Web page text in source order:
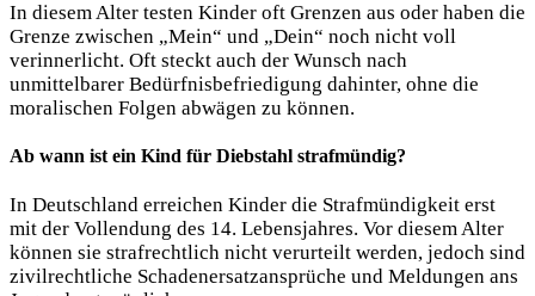
In diesem Alter testen Kinder oft Grenzen aus oder haben die
Grenze zwischen „Mein“ und „Dein“ noch nicht voll
verinnerlicht. Oft steckt auch der Wunsch nach
unmittelbarer Bedürfnisbefriedigung dahinter, ohne die
moralischen Folgen abwägen zu können.
Ab wann ist ein Kind für Diebstahl strafmündig?
In Deutschland erreichen Kinder die Strafmündigkeit erst
mit der Vollendung des 14. Lebensjahres. Vor diesem Alter
können sie strafrechtlich nicht verurteilt werden, jedoch sind
zivilrechtliche Schadenersatzansprüche und Meldungen ans